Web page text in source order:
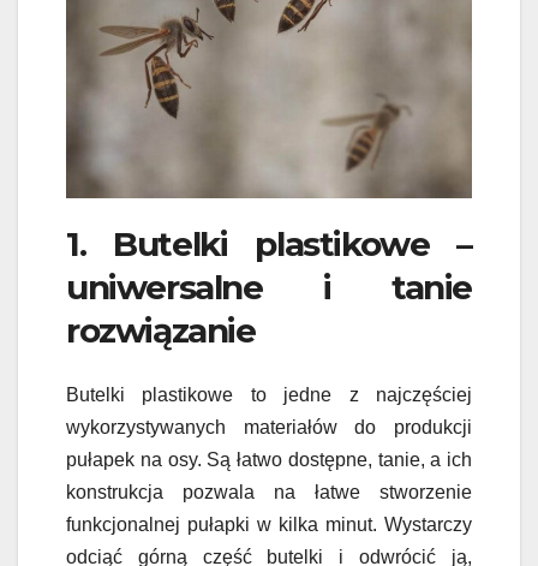
1. Butelki plastikowe –
uniwersalne i tanie
rozwiązanie
Butelki plastikowe to jedne z najczęściej
wykorzystywanych materiałów do produkcji
pułapek na osy. Są łatwo dostępne, tanie, a ich
konstrukcja pozwala na łatwe stworzenie
funkcjonalnej pułapki w kilka minut. Wystarczy
odciąć górną część butelki i odwrócić ją,